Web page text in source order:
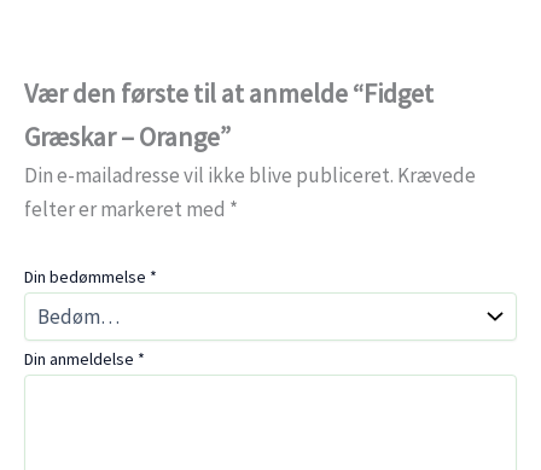
Vær den første til at anmelde “Fidget
Græskar – Orange”
Din e-mailadresse vil ikke blive publiceret. Krævede
felter er markeret med *
Din bedømmelse *
Din anmeldelse *